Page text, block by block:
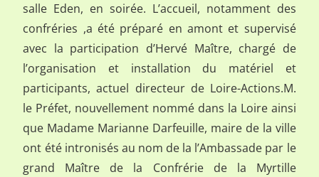
salle Eden, en soirée. L’accueil, notamment des
confréries ,a été préparé en amont et supervisé
avec la participation d’Hervé Maître, chargé de
l’organisation et installation du matériel et
participants, actuel directeur de Loire-Actions.M.
le Préfet, nouvellement nommé dans la Loire ainsi
que Madame Marianne Darfeuille, maire de la ville
ont été intronisés au nom de la l’Ambassade par le
grand Maître de la Confrérie de la Myrtille